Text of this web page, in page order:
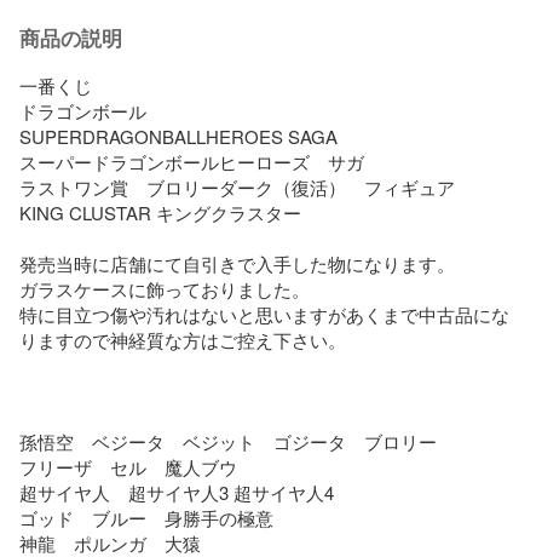
商品の説明
一番くじ
ドラゴンボール
SUPERDRAGONBALLHEROES SAGA
スーパードラゴンボールヒーローズ　サガ
ラストワン賞　ブロリーダーク（復活）　フィギュア
KING CLUSTAR キングクラスター
発売当時に店舗にて自引きで入手した物になります。
ガラスケースに飾っておりました。
特に目立つ傷や汚れはないと思いますがあくまで中古品にな
りますので神経質な方はご控え下さい。
孫悟空　ベジータ　ベジット　ゴジータ　ブロリー
フリーザ　セル　魔人ブウ
超サイヤ人　超サイヤ人3 超サイヤ人4
ゴッド　ブルー　身勝手の極意
神龍　ポルンガ　大猿